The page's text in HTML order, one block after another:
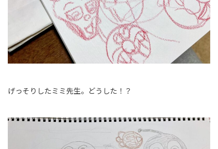
げっそりしたミミ先生。どうした！？